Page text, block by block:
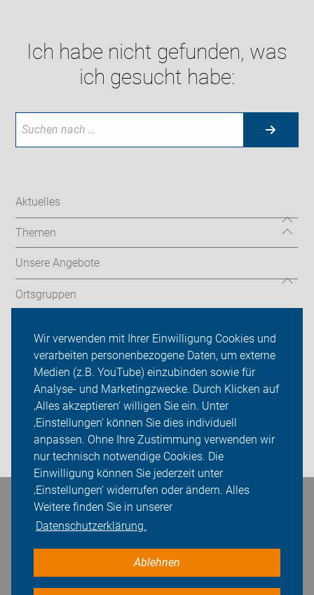
Wir verwenden mit Ihrer Einwilligung Cookies und
verarbeiten personenbezogene Daten, um externe
Medien (z.B. YouTube) einzubinden sowie für
Analyse- und Marketingzwecke. Durch Klicken auf
‚Alles akzeptieren‘ willigen Sie ein. Unter
‚Einstellungen‘ können Sie dies individuell
anpassen. Ohne Ihre Zustimmung verwenden wir
nur technisch notwendige Cookies. Die
Einwilligung können Sie jederzeit unter
‚Einstellungen‘ widerrufen oder ändern. Alles
Weitere finden Sie in unserer
Datenschutzerklärung.
Ablehnen
Ich habe nicht gefunden, was
ich gesucht habe:
Aktuelles
Themen
Unsere Angebote
Ortsgruppen
Willkommen - Neu bei uns?
Über uns
Sei dabei
Login
Bleiben Sie in Kontakt